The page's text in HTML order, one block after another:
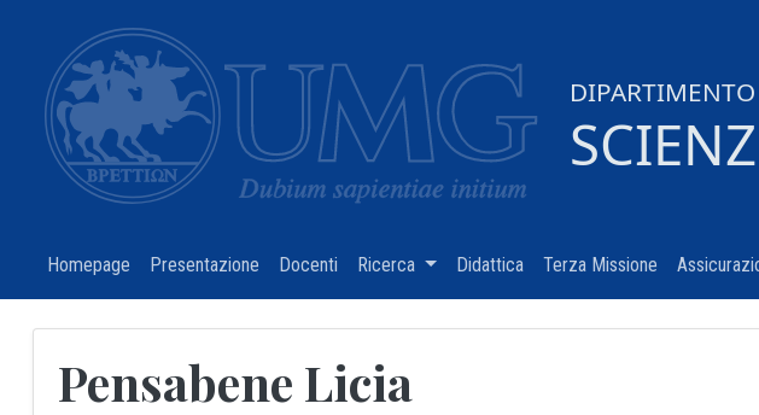
Homepage (current)
Presentazione (current)
Docenti (current)
Ricerca (current)Didattica(current)
Terza Missione (current)
Pensabene Licia